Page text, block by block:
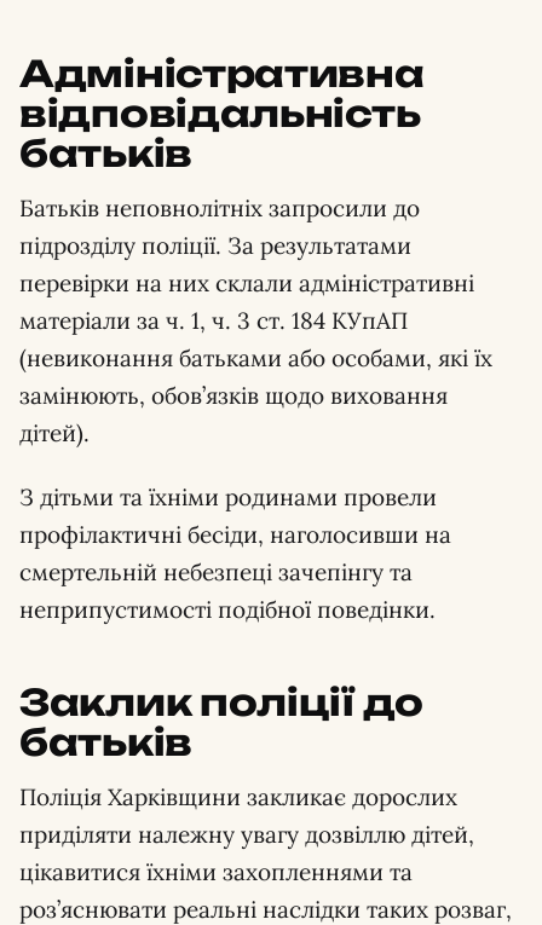
Адміністративна
відповідальність
батьків
Батьків неповнолітніх запросили до
підрозділу поліції. За результатами
перевірки на них склали адміністративні
матеріали за ч. 1, ч. 3 ст. 184 КУпАП
(невиконання батьками або особами, які їх
замінюють, обов’язків щодо виховання
дітей).
З дітьми та їхніми родинами провели
профілактичні бесіди, наголосивши на
смертельній небезпеці зачепінгу та
неприпустимості подібної поведінки.
Заклик поліції до
батьків
Поліція Харківщини закликає дорослих
приділяти належну увагу дозвіллю дітей,
цікавитися їхніми захопленнями та
роз’яснювати реальні наслідки таких розваг,